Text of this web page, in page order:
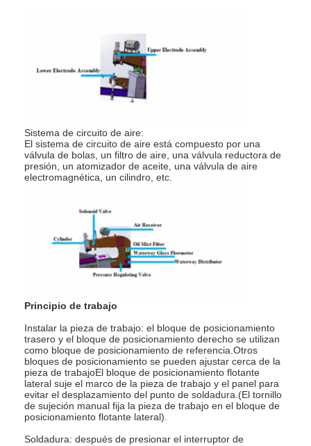
Balanceador de resorte industrial
Extractor de abolladuras de coche
Sistema de circuito de aire:
El sistema de circuito de aire está compuesto por una
válvula de bolas, un filtro de aire, una válvula reductora de
presión, un atomizador de aceite, una válvula de aire
electromagnética, un cilindro, etc.
Principio de trabajo
Instalar la pieza de trabajo: el bloque de posicionamiento
trasero y el bloque de posicionamiento derecho se utilizan
como bloque de posicionamiento de referencia.Otros
bloques de posicionamiento se pueden ajustar cerca de la
pieza de trabajoEl bloque de posicionamiento flotante
lateral suje el marco de la pieza de trabajo y el panel para
evitar el desplazamiento del punto de soldadura.(El tornillo
de sujeción manual fija la pieza de trabajo en el bloque de
posicionamiento flotante lateral).
Soldadura: después de presionar el interruptor de